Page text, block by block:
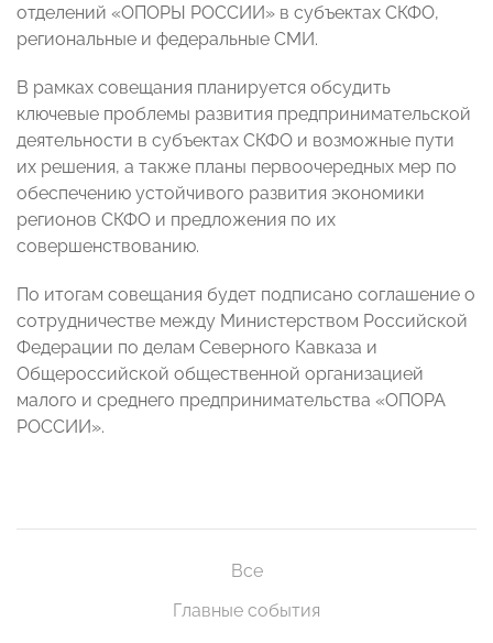
отделений «ОПОРЫ РОССИИ» в субъектах СКФО,
региональные и федеральные СМИ.
В рамках совещания планируется обсудить
ключевые проблемы развития предпринимательской
деятельности в субъектах СКФО и возможные пути
их решения, а также планы первоочередных мер по
обеспечению устойчивого развития экономики
регионов СКФО и предложения по их
совершенствованию.
По итогам совещания будет подписано соглашение о
сотрудничестве между Министерством Российской
Федерации по делам Северного Кавказа и
Общероссийской общественной организацией
малого и среднего предпринимательства «ОПОРА
РОССИИ».
Все
Главные события